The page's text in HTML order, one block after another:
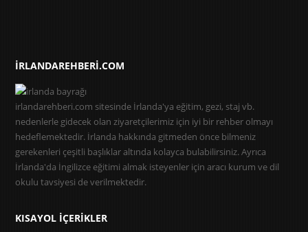
IRLANDAREHBERI.COM
irlandarehberi.com sitesinde İrlanda'ya eğitim, gezi, staj vb.
nedenlerle gidecek olan ziyaretçilerimiz için iyi bir rehber olmayı
hedeflemektedir. İrlanda hakkında gitmeden önce bilmeniz
gerekenleri çeşitli başlıklar altında kolayca bulabilirsiniz. Ayrıca
İrlanda'da İngilizce eğitimi almak isteyenler için aracı kurum ve dil
okulu tavsiyesi de verilmektedir.
KISAYOL İÇERIKLER